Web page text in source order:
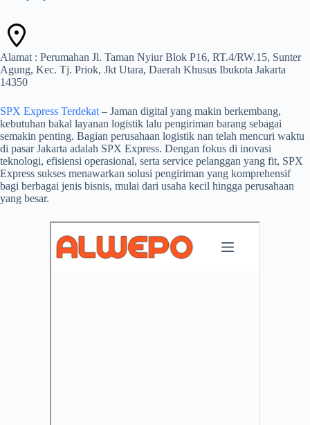
Alamat : Perumahan Jl. Taman Nyiur Blok P16, RT.4/RW.15, Sunter
Agung, Kec. Tj. Priok, Jkt Utara, Daerah Khusus Ibukota Jakarta
14350
SPX Express Terdekat – Jaman digital yang makin berkembang,
kebutuhan bakal layanan logistik lalu pengiriman barang sebagai
semakin penting. Bagian perusahaan logistik nan telah mencuri waktu
di pasar Jakarta adalah SPX Express. Dengan fokus di inovasi
teknologi, efisiensi operasional, serta service pelanggan yang fit, SPX
Express sukses menawarkan solusi pengiriman yang komprehensif
bagi berbagai jenis bisnis, mulai dari usaha kecil hingga perusahaan
yang besar.